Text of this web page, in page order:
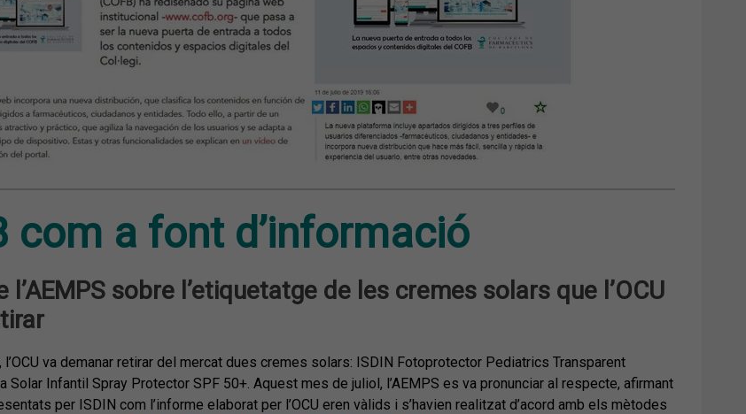
com a font d’informació
l’AEMPS sobre l’etiquetatge de les cremes solars que l’OCU
va demanar retirar del mercat dues cremes solars: ISDIN Fotoprotector Pediatrics Transparent
Solar Infantil Spray Protector SPF 50+. Aquest mes de juliol, l’AEMPS es va pronunciar al respecte, afirmant
per ISDIN com l’informe elaborat per l’OCU eren vàlids i s’havien realitzat d’acord amb els mètodes